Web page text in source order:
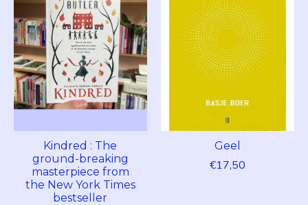
Kindred : The
ground-breaking
masterpiece from
the New York Times
bestseller
Geel
€17,50